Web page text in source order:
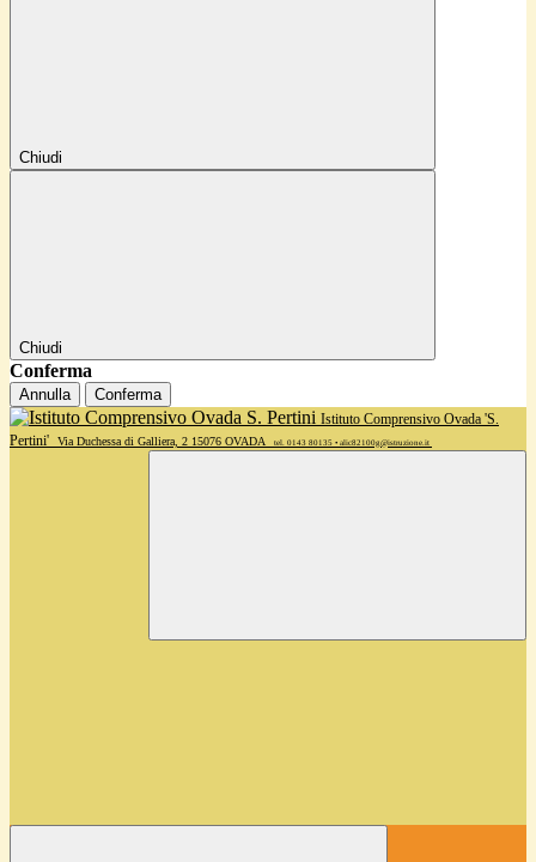
Chiudi
Chiudi
Conferma
Annulla Conferma
Istituto Comprensivo Ovada 'S.
Pertini'
Via Duchessa di Galliera, 2 15076 OVADA tel. 0143 80135 • alic82100g@istruzione.it